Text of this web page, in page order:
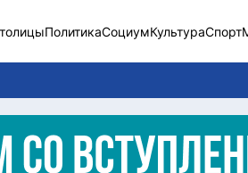
ПолитикаСоциумКультураСпорт